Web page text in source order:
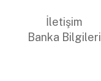
İletişim
Banka Bilgileri